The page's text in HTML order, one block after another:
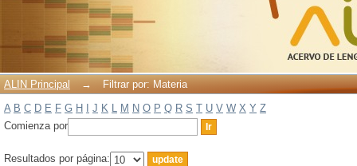
ALIN Principal →
Filtrar por: Materia
A B C D E F G H J K L M N O P Q R S T U V W X Y Z
Comienza por
Resultados por página: